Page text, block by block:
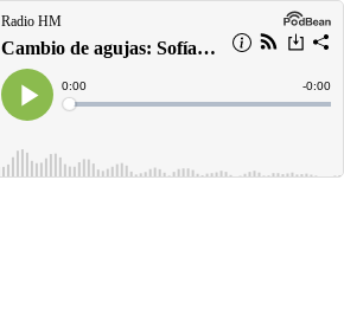
Radio HM
Cambio de agujas: Sofía Valbona Rrembeci
Play
Current
Time
0:00
Loaded:
Time
-0:00